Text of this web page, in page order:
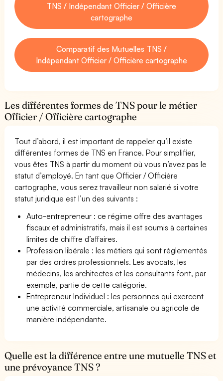
TNS / Indépendant Officier / Officière
cartographe
Comparatif des Mutuelles TNS /
Indépendant Officier / Officière cartographe
Les différentes formes de TNS pour le métier
Officier / Officière cartographe
Tout d’abord, il est important de rappeler qu’il existe
différentes formes de TNS en France. Pour simplifier,
vous êtes TNS à partir du moment où vous n’avez pas le
statut d’employé. En tant que Officier / Officière
cartographe, vous serez travailleur non salarié si votre
statut juridique est l’un des suivants :
Auto-entrepreneur : ce régime offre des avantages
fiscaux et administratifs, mais il est soumis à certaines
limites de chiffre d’affaires.
Profession libérale : les métiers qui sont réglementés
par des ordres professionnels. Les avocats, les
médecins, les architectes et les consultants font, par
exemple, partie de cette catégorie.
Entrepreneur Individuel : les personnes qui exercent
une activité commerciale, artisanale ou agricole de
manière indépendante.
Quelle est la différence entre une mutuelle TNS et
une prévoyance TNS ?